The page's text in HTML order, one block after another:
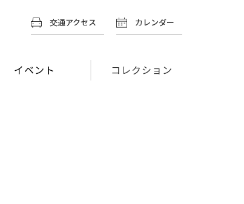
交通アクセス カレンダー
イベント コレクション